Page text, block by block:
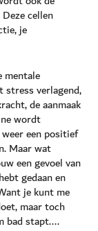
cellen
je
mentale
verlagend,
de aanmaak
wordt
een positief
Maar wat
een gevoel van
gedaan en
je kunt me
maar toch
bad stapt....